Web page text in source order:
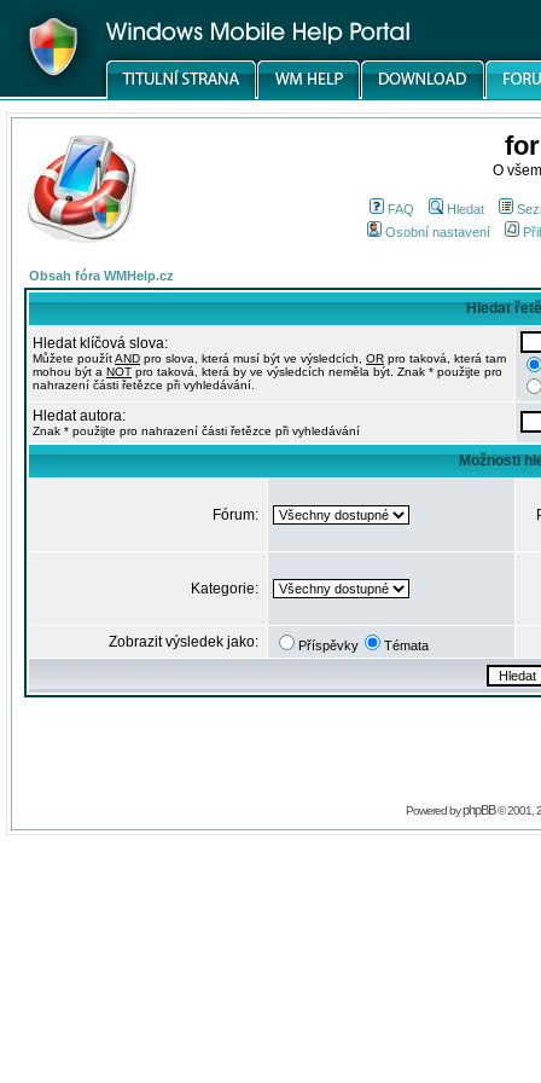
O
FAQ Hledat
Osobní nastavení
Obsah fóra WMHelp.cz
Hledat
Hledat klíčová slova:
Můžete použítAND pro slova, která musí být ve výsledcích, OR pro taková, která tam
mohou být a NOT pro taková, která by ve výsledcích neměla být. Znak * použijte pro
nahrazení části řetězce při vyhledávání.
Hledat autora:
Znak * použijte pro nahrazení části řetězce při vyhledávání
Možnosti
Fórum:
Kategorie:
Zobrazit výsledek jako: Příspěvky Témata
Powered byphpBB© 2001,